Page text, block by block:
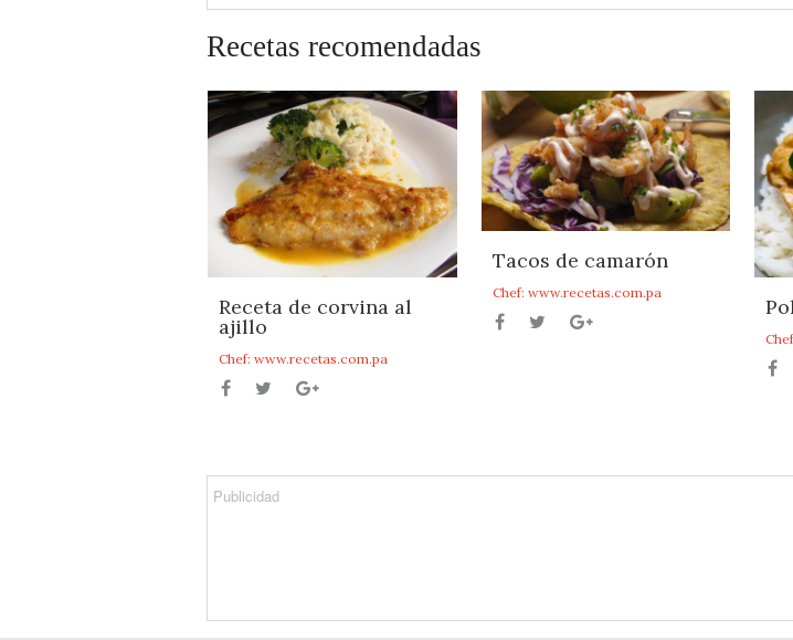
Recetas recomendadas
Receta de corvina al
ajillo
Chef: www.recetas.com.pa
Tacos de camarón
Chef: www.recetas.com.pa